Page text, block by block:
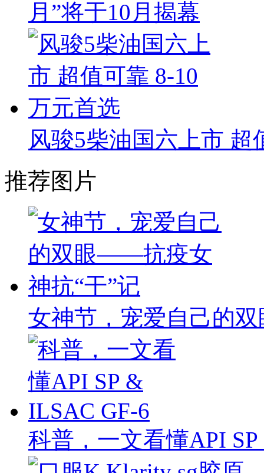
月”将于10月揭幕
风骏5柴油国六上市 超
推荐图片
女神节，宠爱自己的
科普，一文看懂API